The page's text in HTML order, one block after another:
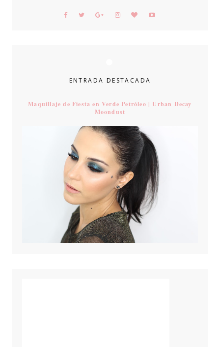
ENTRADA DESTACADA
Maquillaje de Fiesta en Verde Petróleo | Urban Decay
Moondust